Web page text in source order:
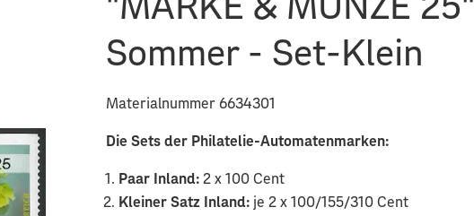
"MARKE & MÜNZE 25"
Sommer - Set-Klein
Materialnummer 6634301
Die Sets der Philatelie-Automatenmarken:
Paar Inland: 2 x 100 Cent
Kleiner Satz Inland: je 2 x 100/155/310 Cent